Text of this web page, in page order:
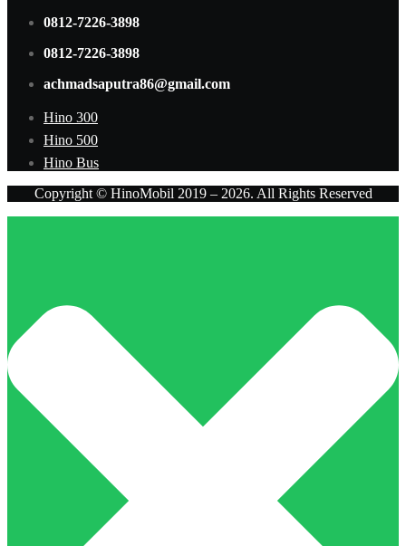
0812-7226-3898
0812-7226-3898
achmadsaputra86@gmail.com
Hino 300
Hino 500
Hino Bus
Copyright © HinoMobil 2019 – 2026. All Rights Reserved